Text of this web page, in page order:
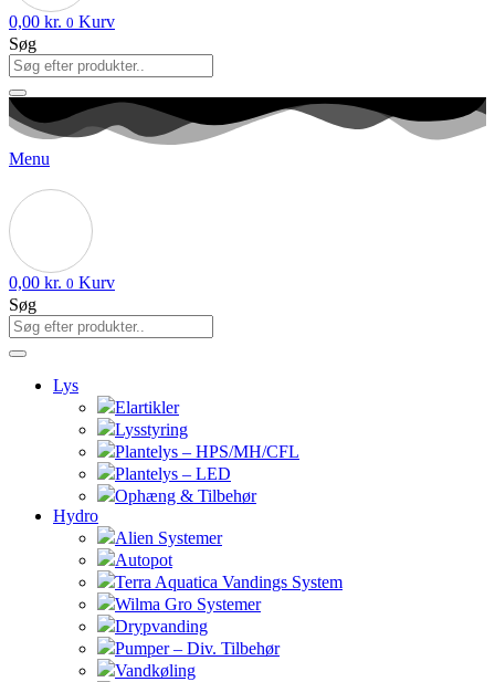
0,00 kr. 0 Kurv
Søg
Menu
0,00 kr. 0 Kurv
Søg
Lys
Elartikler
Lysstyring
Plantelys – HPS/MH/CFL
Plantelys – LED
Ophæng & Tilbehør
Hydro
Alien Systemer
Autopot
Terra Aquatica Vandings System
Wilma Gro Systemer
Drypvanding
Pumper – Div. Tilbehør
Vandkøling